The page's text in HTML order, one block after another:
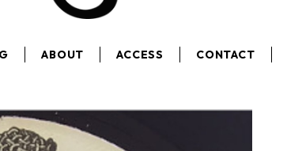
ABOUT ACCESS CONTACT